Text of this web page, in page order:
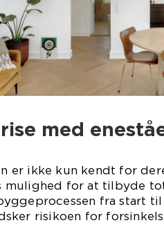
med
er ikke kun kendt for
mulighed for at tilbyde
fra start
risikoen for